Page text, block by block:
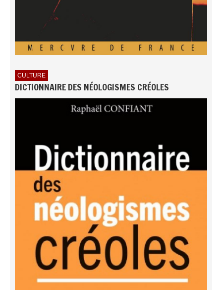
CULTURE
DICTIONNAIRE DES NÉOLOGISMES CRÉOLES